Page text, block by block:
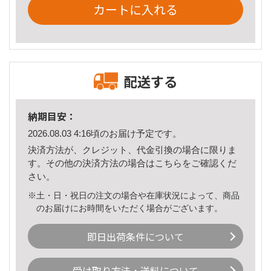
カートに入れる
配送する
納期目安：
2026.08.03 4:16頃のお届け予定です。
決済方法が、クレジット、代金引換の場合に限りま
す。その他の決済方法の場合はこちら をご確認くだ
さい。
※土・日・祝日の注文の場合や在庫状況によって、商品
のお届けにお時間をいただく場合がございます。
即日出荷条件について